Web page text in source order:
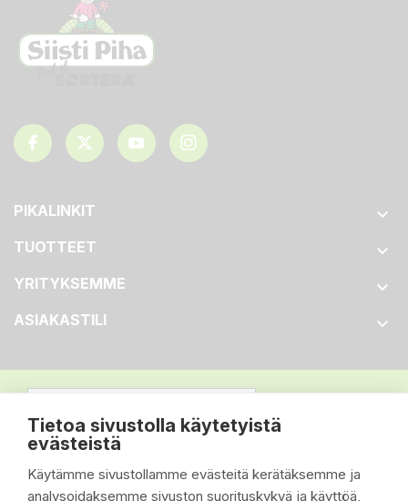
Tietoa sivustolla käytetyistä
evästeistä
Käytämme sivustollamme evästeitä kerätäksemme ja
analysoidaksemme sivuston suorituskykyä ja käyttöä,
PIKALINKIT 
TUOTTEET 
YRITYKSEMME 
ASIAKASTILI 